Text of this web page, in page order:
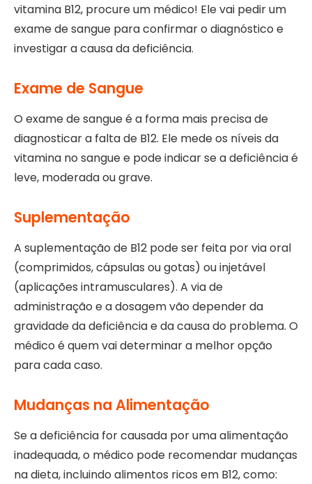
vitamina B12, procure um médico! Ele vai pedir um
exame de sangue para confirmar o diagnóstico e
investigar a causa da deficiência.
Exame de Sangue
O exame de sangue é a forma mais precisa de
diagnosticar a falta de B12. Ele mede os níveis da
vitamina no sangue e pode indicar se a deficiência é
leve, moderada ou grave.
Suplementação
A suplementação de B12 pode ser feita por via oral
(comprimidos, cápsulas ou gotas) ou injetável
(aplicações intramusculares). A via de
administração e a dosagem vão depender da
gravidade da deficiência e da causa do problema. O
médico é quem vai determinar a melhor opção
para cada caso.
Mudanças na Alimentação
Se a deficiência for causada por uma alimentação
inadequada, o médico pode recomendar mudanças
na dieta, incluindo alimentos ricos em B12, como: